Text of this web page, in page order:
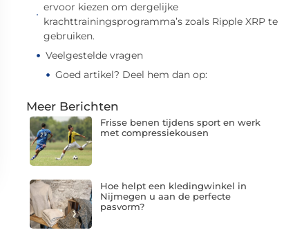
ervoor kiezen om dergelijke
krachttrainingsprogramma’s zoals Ripple XRP te
gebruiken.
Veelgestelde vragen
Goed artikel? Deel hem dan op:
Meer Berichten
Frisse benen tijdens sport en werk
met compressiekousen
Hoe helpt een kledingwinkel in
Nijmegen u aan de perfecte
pasvorm?